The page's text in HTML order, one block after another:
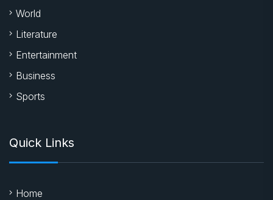
World
Literature
Entertainment
Business
Sports
Quick Links
Home